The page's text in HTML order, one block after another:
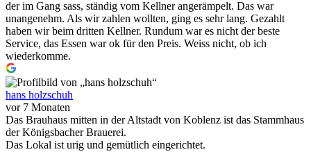
der im Gang sass, ständig vom Kellner angerämpelt. Das war
unangenehm. Als wir zahlen wollten, ging es sehr lang. Gezahlt
haben wir beim dritten Kellner. Rundum war es nicht der beste
Service, das Essen war ok für den Preis. Weiss nicht, ob ich
wiederkomme.
hans holzschuh
vor 7 Monaten
Das Brauhaus mitten in der Altstadt von Koblenz ist das Stammhaus
der Königsbacher Brauerei.
Das Lokal ist urig und gemütlich eingerichtet.